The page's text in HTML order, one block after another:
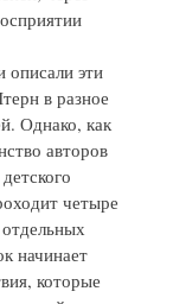
описали эти
в разное
Однако, как
авторов
четыре
начинает
которые